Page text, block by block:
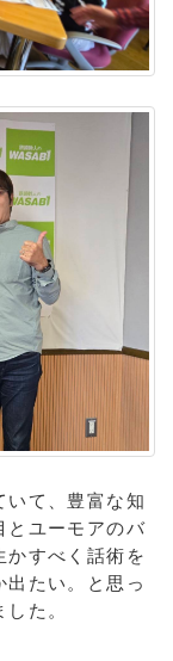
いて、豊富な知
とユーモアのバ
かすべく話術を
たい。と思っ
た。